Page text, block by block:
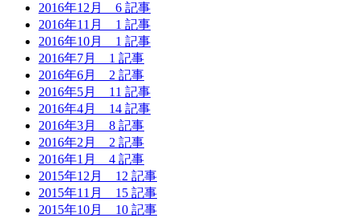
2016年12月 6 記事
2016年11月 1 記事
2016年10月 1 記事
2016年7月 1 記事
2016年6月 2 記事
2016年5月 11 記事
2016年4月 14 記事
2016年3月 8 記事
2016年2月 2 記事
2016年1月 4 記事
2015年12月 12 記事
2015年11月 15 記事
2015年10月 10 記事